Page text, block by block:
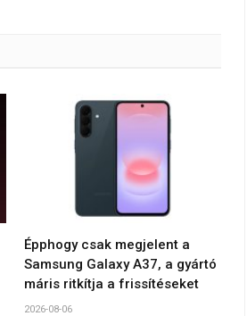
Épphogy csak megjelent a
Samsung Galaxy A37, a gyártó
máris ritkítja a frissítéseket
2026-08-06